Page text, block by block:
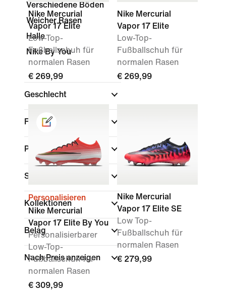
Verschiedene Böden
Weicher Rasen
Halle
Nike By You
Geschlecht
Farbe
Preisstufe
Schuhhöhe
Kollektionen
Belag
Nach Preis anzeigen
Nike Mercurial
Vapor 17 Elite
Low-Top-
Fußballschuh für
normalen Rasen
€ 269,99
Nike Mercurial
Vapor 17 Elite
Low-Top-
Fußballschuh für
normalen Rasen
€ 269,99
Personalisieren
Nike Mercurial
Vapor 17 Elite By You
Personalisierbarer
Low-Top-
Fußballschuh für
normalen Rasen
€ 309,99
Nike Mercurial
Vapor 17 Elite SE
Low Top-
Fußballschuh für
normalen Rasen
€ 279,99